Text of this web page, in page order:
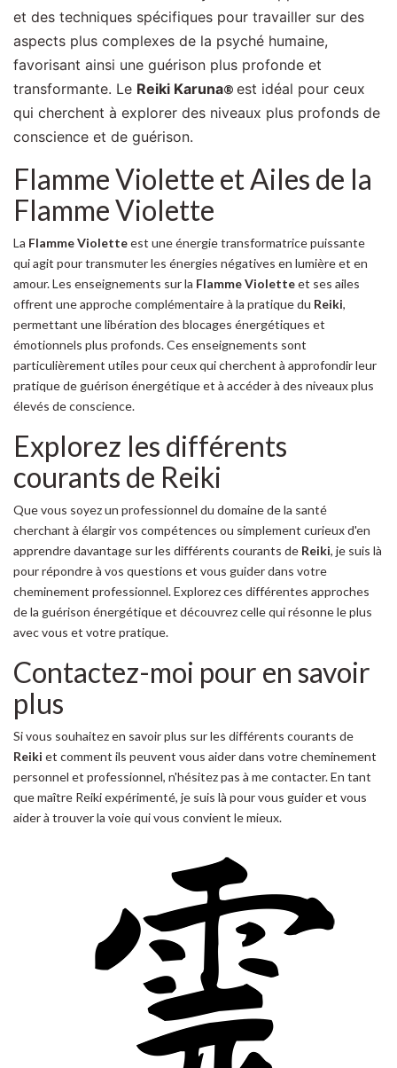
et des techniques spécifiques pour travailler sur des
aspects plus complexes de la psyché humaine,
favorisant ainsi une guérison plus profonde et
transformante. Le Reiki Karuna® est idéal pour ceux
qui cherchent à explorer des niveaux plus profonds de
conscience et de guérison.
Flamme Violette et Ailes de la
Flamme Violette
La Flamme Violetteest une énergie transformatrice puissante
qui agit pour transmuter les énergies négatives en lumière et en
amour. Les enseignements sur la Flamme Violetteet ses ailes
offrent une approche complémentaire à la pratique du Reiki,
permettant une libération des blocages énergétiques et
émotionnels plus profonds. Ces enseignements sont
particulièrement utiles pour ceux qui cherchent à approfondir leur
pratique de guérison énergétique et à accéder à des niveaux plus
élevés de conscience.
Explorez les différents
courants de Reiki
Que vous soyez un professionnel du domaine de la santé
cherchant à élargir vos compétences ou simplement curieux d'en
apprendre davantage sur les différents courants de Reiki, je suis là
pour répondre à vos questions et vous guider dans votre
cheminement professionnel. Explorez ces différentes approches
de la guérison énergétique et découvrez celle qui résonne le plus
avec vous et votre pratique.
Contactez-moi pour en savoir
plus
Si vous souhaitez en savoir plus sur les différents courants de
Reiki et comment ils peuvent vous aider dans votre cheminement
personnel et professionnel, n'hésitez pas à me contacter. En tant
que maître Reiki expérimenté, je suis là pour vous guider et vous
aider à trouver la voie qui vous convient le mieux.